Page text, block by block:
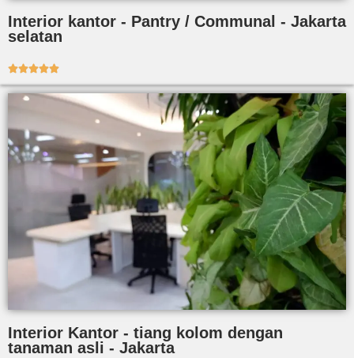
Interior kantor - Pantry / Communal - Jakarta
selatan

Interior Kantor - tiang kolom dengan
tanaman asli - Jakarta